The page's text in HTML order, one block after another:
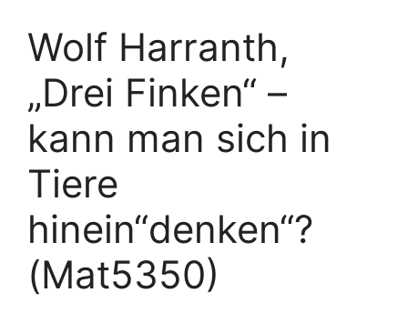
Wolf Harranth,
„Drei Finken“ –
kann man sich in
Tiere
hinein“denken“?
(Mat5350)